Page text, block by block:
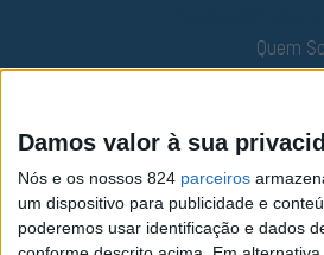
Damos valor à sua
Nós e os nossos 824 parceiros
um dispositivo para publicidade e
poderemos usar identificação e dados
Quem